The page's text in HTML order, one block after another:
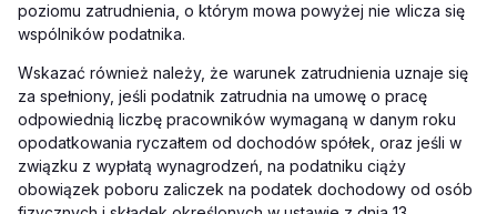
poziomu zatrudnienia, o którym mowa powyżej nie wlicza się
wspólników podatnika.
Wskazać również należy, że warunek zatrudnienia uznaje się
za spełniony, jeśli podatnik zatrudnia na umowę o pracę
odpowiednią liczbę pracowników wymaganą w danym roku
opodatkowania ryczałtem od dochodów spółek, oraz jeśli w
związku z wypłatą wynagrodzeń, na podatniku ciąży
obowiązek poboru zaliczek na podatek dochodowy od osób